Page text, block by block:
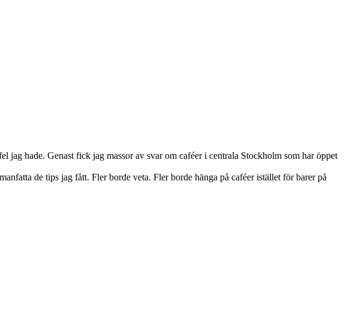
hade. Genast fick jag massor av svar om caféer i centrala Stockholm som har öppet
de tips jag fått. Fler borde veta. Fler borde hänga på caféer istället för barer på